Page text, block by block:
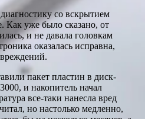
со вскрытием
Как уже было сказано, от
и не давала головкам
оказалась исправна,
пакет пластин в диск-
и накопитель начал
все-таки нанесла вред
но настолько медленно,